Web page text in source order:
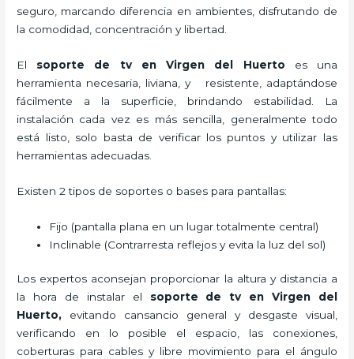
seguro, marcando diferencia en ambientes, disfrutando de
la comodidad, concentración y libertad.
El soporte de tv en Virgen del Huerto es una
herramienta necesaria, liviana, y resistente, adaptándose
fácilmente a la superficie, brindando estabilidad. La
instalación cada vez es más sencilla, generalmente todo
está listo, solo basta de verificar los puntos y utilizar las
herramientas adecuadas.
Existen 2 tipos de soportes o bases para pantallas:
Fijo (pantalla plana en un lugar totalmente central)
Inclinable (Contrarresta reflejos y evita la luz del sol)
Los expertos aconsejan proporcionar la altura y distancia a
la hora de instalar el soporte de tv en Virgen del
Huerto, evitando cansancio general y desgaste visual,
verificando en lo posible el espacio, las conexiones,
coberturas para cables y libre movimiento para el ángulo